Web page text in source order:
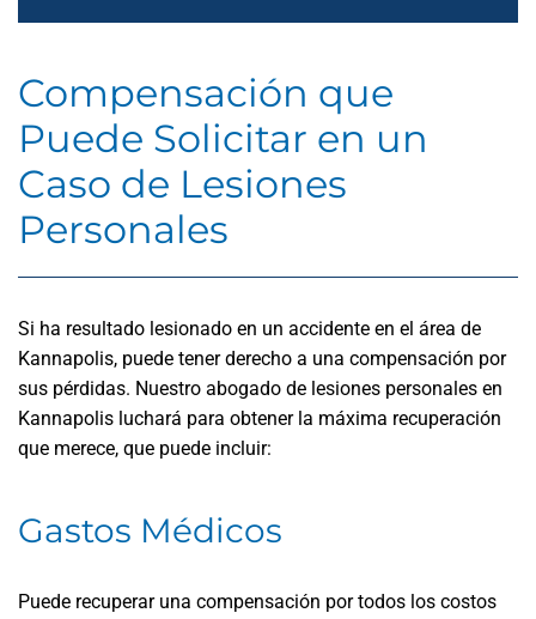
Compensación que
Puede Solicitar en un
Caso de Lesiones
Personales
Si ha resultado lesionado en un accidente en el área de
Kannapolis, puede tener derecho a una compensación por
sus pérdidas. Nuestro abogado de lesiones personales en
Kannapolis luchará para obtener la máxima recuperación
que merece, que puede incluir:
Gastos Médicos
Puede recuperar una compensación por todos los costos